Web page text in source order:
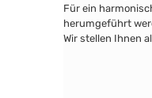
Für ein
herumgeführt
Wir stellen Ihnen